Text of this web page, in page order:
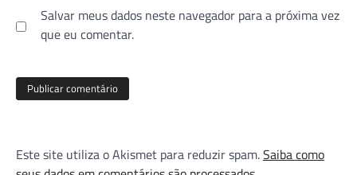
Salvar meus dados neste navegador para a próxima vez
que eu comentar.
Este site utiliza o Akismet para reduzir spam.Saiba como